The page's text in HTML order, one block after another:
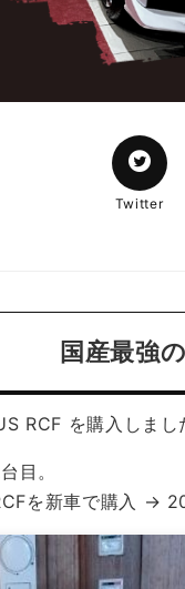
Twitter
国産最強
RCF を購入しまし
目。
を新車で購入 →